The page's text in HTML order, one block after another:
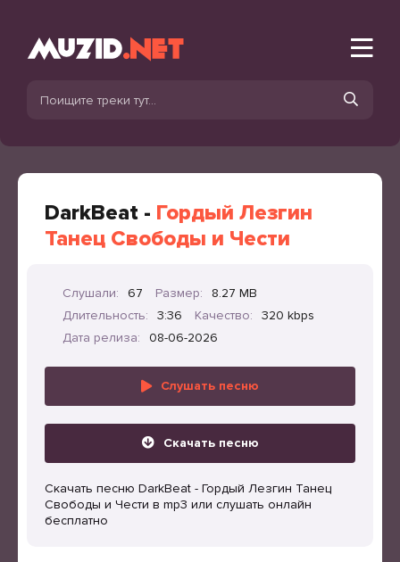
DarkBeat - Гордый Лезгин
Танец Свободы и Чести
Слушали: 67 Размер:
8.27 MB
Длительность:
3:36 Качество:
320 kbps
Дата релиза:
08-06-2026
Слушать песню
Скачать песню
Скачать песню DarkBeat - Гордый Лезгин Танец
Свободы и Чести в mp3 или слушать онлайн
бесплатно